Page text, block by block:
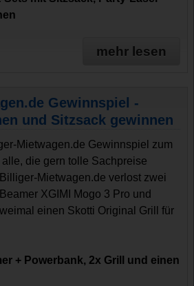
mehr lesen
Gewinnspiel -
und Sitzsack gewinnen
Mietwagen.de Gewinnspiel zum
die gern tolle Sachpreise
Mietwagen.de verlost zwei
XGIMI Mogo 3 Pro und
einen Skotti Original Grill für
+ Powerbank, 2x Grill und einen